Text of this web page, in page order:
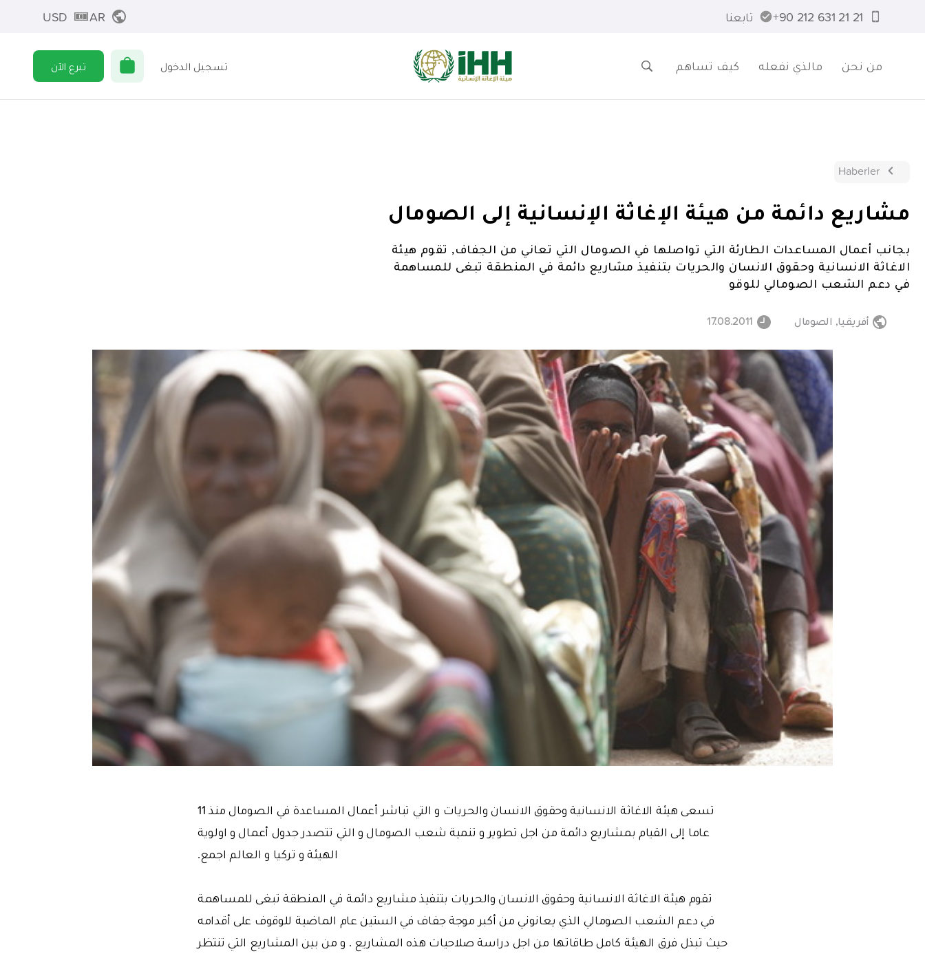
21 21 631 212 90+ تابعنا AR
USD
من نحن مالذي نفعله كيف تساهم تسجيل الدخول تبرع الآن
Haberler
مشاريع دائمة من هيئة الإغاثة الإنسانية إلى الصومال
بجانب أعمال المساعدات الطارئة التي تواصلها في الصومال التي تعاني من الجفاف, تقوم هيئة
الاغاثة الانسانية وحقوق الانسان والحريات بتنفيذ مشاريع دائمة في المنطقة تبغى للمساهمة
في دعم الشعب الصومالي للوقو
أفريقيا, الصومال 17.08.2011
تسعى هيئة الاغاثة الانسانية وحقوق الانسان والحريات و التي تباشر أعمال المساعدة في الصومال منذ 11
عاما إلى القيام بمشاريع دائمة من اجل تطوير و تنمية شعب الصومال و التي تتصدر جدول أعمال و اولوية
الهيئة و تركيا و العالم اجمع.
تقوم هيئة الاغاثة الانسانية وحقوق الانسان والحريات بتنفيذ مشاريع دائمة في المنطقة تبغى للمساهمة
في دعم الشعب الصومالي الذي يعانوني من أكبر موجة جفاف في الستين عام الماضية للوقوف على أقدامه
حيث تبذل فرق الهيئة كامل طاقاتها من اجل دراسة صلاحيات هذه المشاريع . و من بين المشاريع التي تنتظر